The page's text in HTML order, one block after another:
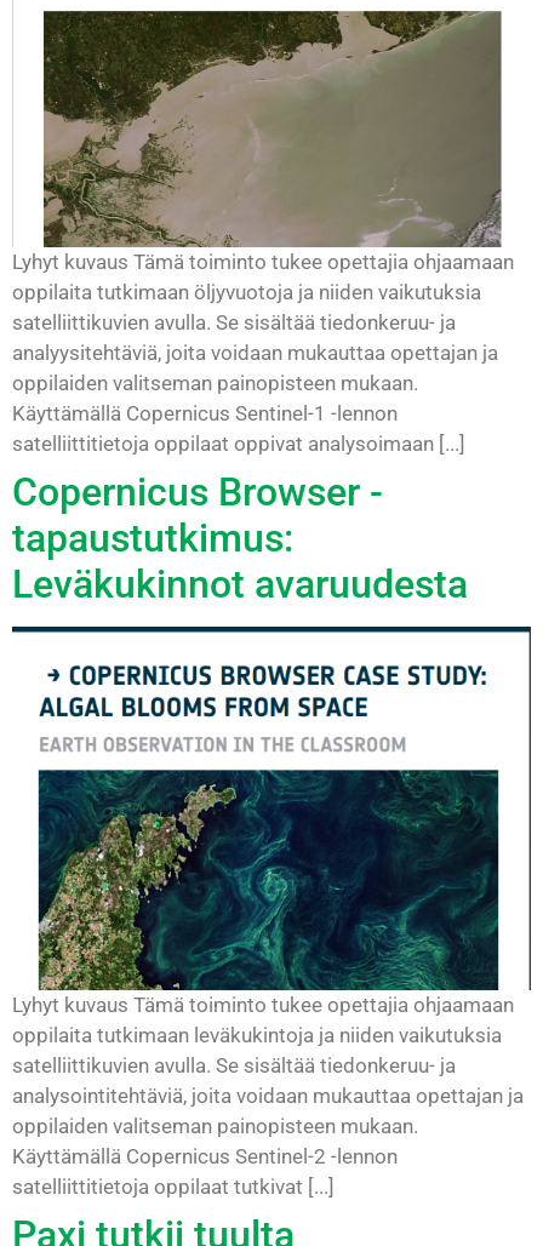
Lyhyt kuvaus Tämä toiminto tukee opettajia ohjaamaan
oppilaita tutkimaan öljyvuotoja ja niiden vaikutuksia
satelliittikuvien avulla. Se sisältää tiedonkeruu- ja
analyysitehtäviä, joita voidaan mukauttaa opettajan ja
oppilaiden valitseman painopisteen mukaan.
Käyttämällä Copernicus Sentinel-1 -lennon
satelliittitietoja oppilaat oppivat analysoimaan [...]
Copernicus Browser -
tapaustutkimus:
Leväkukinnot avaruudesta
Lyhyt kuvaus Tämä toiminto tukee opettajia ohjaamaan
oppilaita tutkimaan leväkukintoja ja niiden vaikutuksia
satelliittikuvien avulla. Se sisältää tiedonkeruu- ja
analysointitehtäviä, joita voidaan mukauttaa opettajan ja
oppilaiden valitseman painopisteen mukaan.
Käyttämällä Copernicus Sentinel-2 -lennon
satelliittitietoja oppilaat tutkivat [...]
Paxi tutkii tuulta